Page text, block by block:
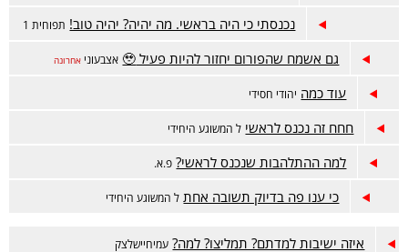
נכנסתי כי היה בראשי. מה יהיה? יהיה טוב! תפוחית 1
גם אשמח שהפורום יחזור להיות פעיל 🥹 אצבעוני אחרונה
עוד כמה יהודי חסידי
חחח זה נכנס לראשי ל המשוגע היחידי
למה ההתלהבות שנכנס לראשי? פ.א.
כי ענו פה בדיוק תשובה אחת ל המשוגע היחידי
איזה ישיבות למדתם? תמליצו? למה? עמיחיישלצק